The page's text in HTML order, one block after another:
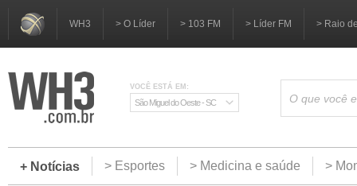
WH3 > O Líder > 103 FM > Líder FM > Raio
VOCÊ ESTÁ EM:
São Miguel do Oeste - SC
+ Notícias > Esportes > Medicina e saúde >